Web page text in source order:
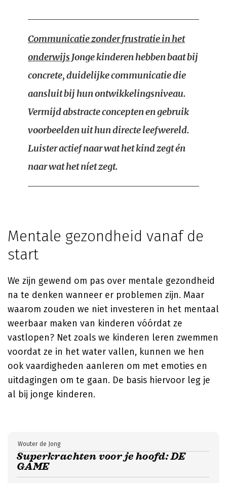
Communicatie zonder frustratie in het
onderwijs Jonge kinderen hebben baat bij
concrete, duidelijke communicatie die
aansluit bij hun ontwikkelingsniveau.
Vermijd abstracte concepten en gebruik
voorbeelden uit hun directe leefwereld.
Luister actief naar wat het kind zegt én
naar wat het níet zegt.
Mentale gezondheid vanaf de
start
We zijn gewend om pas over mentale gezondheid
na te denken wanneer er problemen zijn. Maar
waarom zouden we niet investeren in het mentaal
weerbaar maken van kinderen vóórdat ze
vastlopen? Net zoals we kinderen leren zwemmen
voordat ze in het water vallen, kunnen we hen
ook vaardigheden aanleren om met emoties en
uitdagingen om te gaan. De basis hiervoor leg je
al bij jonge kinderen.
Superkrachten voor je hoofd: DE
GAME
Wouter de Jong